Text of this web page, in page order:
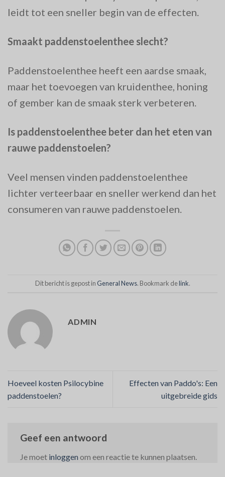
leidt tot een sneller begin van de effecten.
Smaakt paddenstoelenthee slecht?
Paddenstoelenthee heeft een aardse smaak,
maar het toevoegen van kruidenthee, honing
of gember kan de smaak sterk verbeteren.
Is paddenstoelenthee beter dan het eten van
rauwe paddenstoelen?
Veel mensen vinden paddenstoelenthee
lichter verteerbaar en sneller werkend dan het
consumeren van rauwe paddenstoelen.
Dit bericht is gepost in General News. Bookmark delink.
ADMIN
Hoeveel kosten Psilocybine
paddenstoelen?
Effecten van Paddo's: Een
uitgebreide gids
Geef een antwoord
Je moet inloggen om een reactie te kunnen plaatsen.